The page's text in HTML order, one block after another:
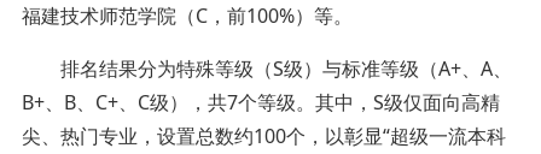
福建技术师范学院（C，前100%）等。
排名结果分为特殊等级（S级）与标准等级（A+、A、
B+、B、C+、C级），共7个等级。其中，S级仅面向高精
尖、热门专业，设置总数约100个，以彰显“超级一流本科